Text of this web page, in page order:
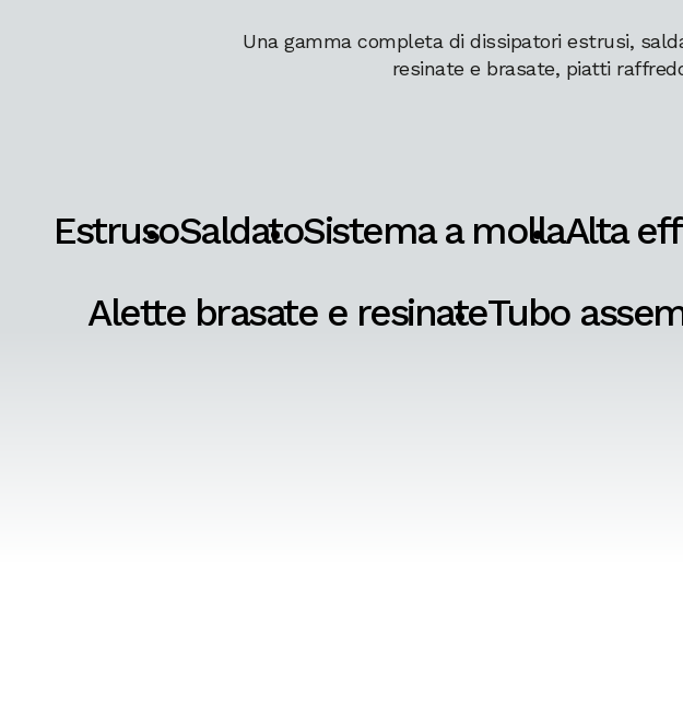
Una gamma completa di dissipatori estrusi,
resinate e brasate, piatti
EstrusoSaldatoSistema a mollaAlta
Alette brasate e resinateTubo